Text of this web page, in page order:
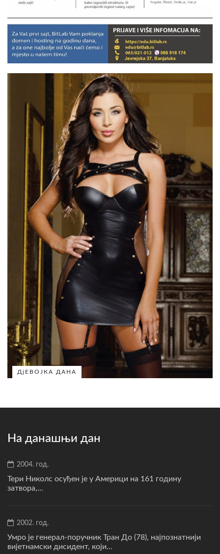
ДјЕВОЈКА ДАНА
На данашњи дан
2004. год.
Тери Николс осуђен је у Америци на 161 годину
затвора,...
2002. год.
Умро је генерал-поручник Тран До (78), најпознатнији
вијетнамски дисидент, који...